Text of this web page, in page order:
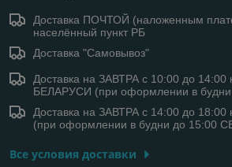
Доставка ПОЧТОЙ (наложенным
населённый пункт РБ
Доставка "Самовывоз"
Доставка на ЗАВТРА с 10:00 до 14:00
БЕЛАРУСИ (при оформлении в
Доставка на ЗАВТРА с 14:00 до 18:00
(при оформлении в будни до 15:00
Все условия доставки